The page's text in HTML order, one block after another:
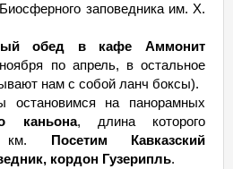
заповедника им. Х.
обед в кафе Аммонит
по апрель, в остальное
нам с собой ланч боксы).
на панорамных
каньона, длина которого
км. Посетим Кавказский
кордон Гузерипль.